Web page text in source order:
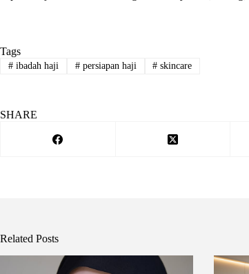
Tags
#ibadah haji #persiapan haji # skincare
SHARE
Related Posts